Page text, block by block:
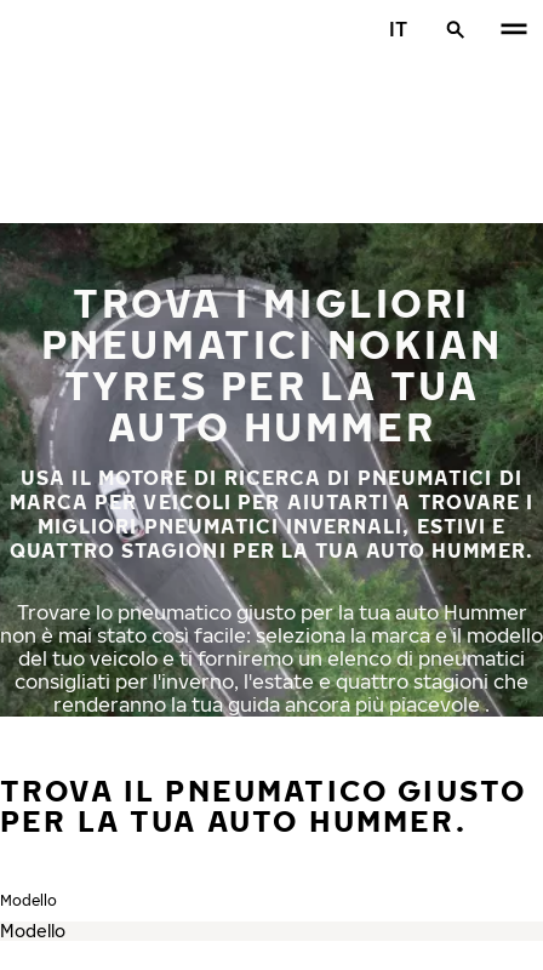
IT
TROVA I MIGLIORI
PNEUMATICI NOKIAN
TYRES PER LA TUA
AUTO HUMMER
USA IL MOTORE DI RICERCA DI PNEUMATICI DI
MARCA PER VEICOLI PER AIUTARTI A TROVARE I
MIGLIORI PNEUMATICI INVERNALI, ESTIVI E
QUATTRO STAGIONI PER LA TUA AUTO HUMMER.
Trovare lo pneumatico giusto per la tua auto Hummer
non è mai stato così facile: seleziona la marca e il modello
del tuo veicolo e ti forniremo un elenco di pneumatici
consigliati per l'inverno, l'estate e quattro stagioni che
renderanno la tua guida ancora più piacevole .
TROVA IL PNEUMATICO GIUSTO
PER LA TUA AUTO HUMMER.
Modello